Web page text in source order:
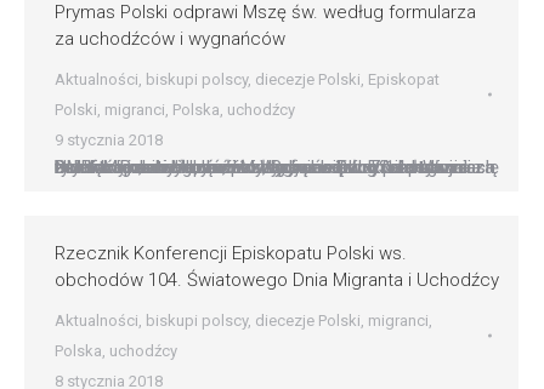
Prymas Polski odprawi Mszę św. według formularza
za uchodźców i wygnańców
Aktualności, biskupi polscy, diecezje Polski, Episkopat
Polski, migranci, Polska, uchodźcy
9 stycznia 2018
Prymas Polski odprawi Mszę św. według formularza za uchodźców i wygnańców W obchodzony 14 stycznia Dzień Migranta i Uchodźcy, Prymas Polski abp Wojciech Polak odprawi Mszę św. w kościele pw. Zwiastowania NMP w Inowrocławiu, posługując się formularzem modlitwy za uchodźców i wygnańców. – Serdecznie zachęcam, abyśmy w naszych parafiach posługiwali się tym formularzem, zwłaszcza w…
Rzecznik Konferencji Episkopatu Polski ws.
obchodów 104. Światowego Dnia Migranta i Uchodźcy
Aktualności, biskupi polscy, diecezje Polski, migranci,
Polska, uchodźcy
8 stycznia 2018